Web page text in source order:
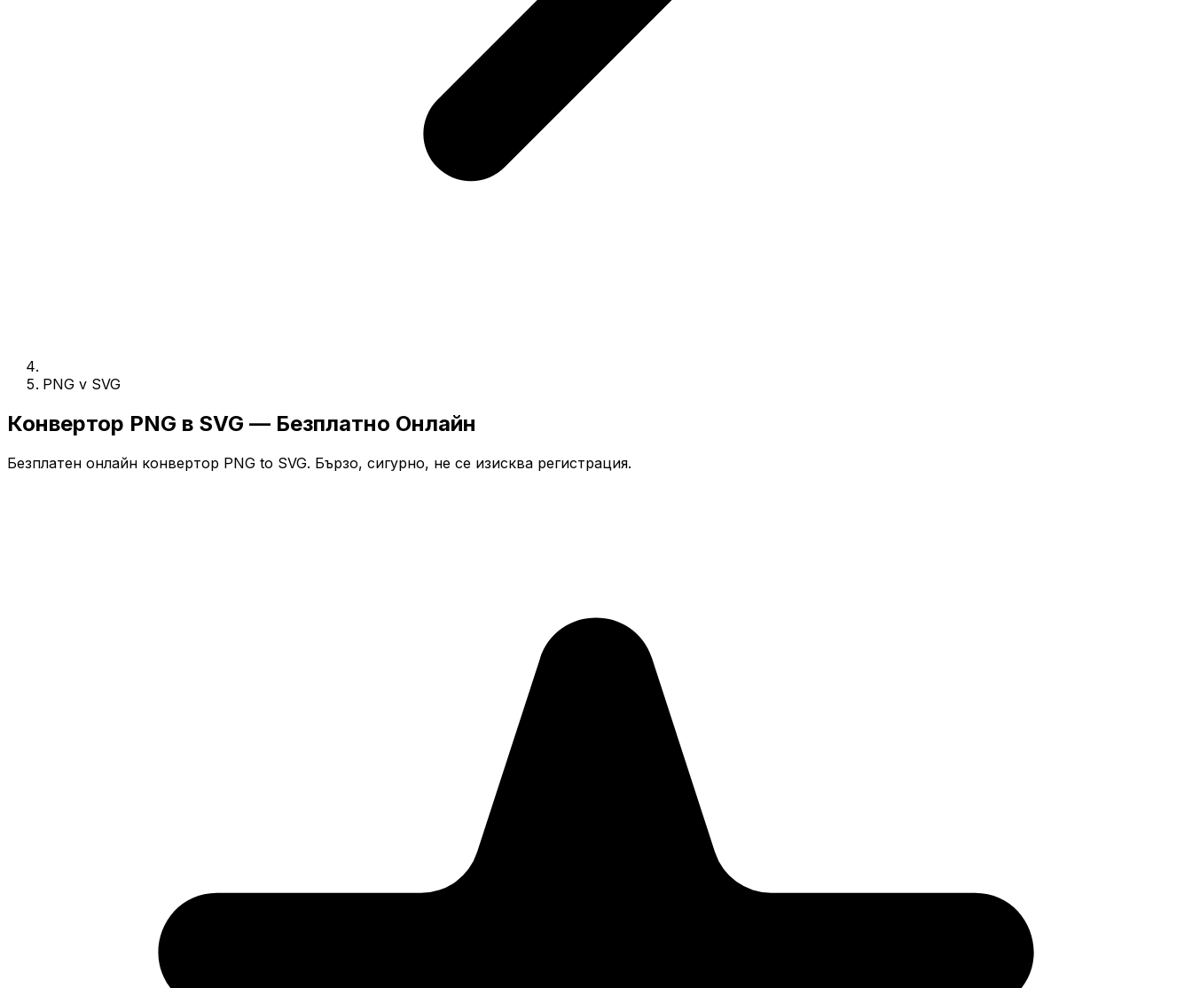
PNG v SVG
Конвертор PNG в SVG — Безплатно Онлайн
Безплатен онлайн конвертор PNG to SVG. Бързо, сигурно, не се изисква регистрация.